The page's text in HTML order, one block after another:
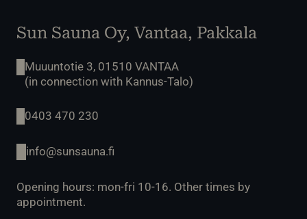
Sun Sauna Oy, Vantaa, Pakkala
Muuuntotie 3, 01510 VANTAA
(in connection with Kannus-Talo)
0403 470 230
info@sunsauna.fi
Opening hours: mon-fri 10-16. Other times by
appointment.